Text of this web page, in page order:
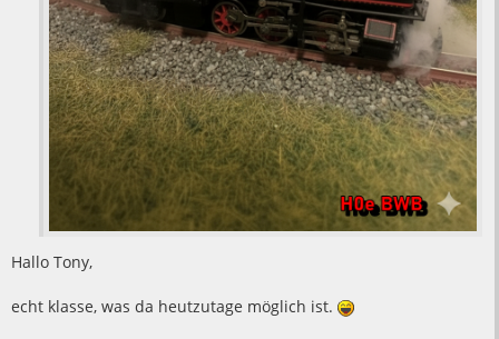
Hallo Tony,
echt klasse, was da heutzutage möglich ist.